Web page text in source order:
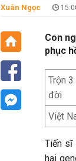
Xuân Ngọc
Con
phục
Trộn 3
đời
Việt
Tiến sĩ
hai